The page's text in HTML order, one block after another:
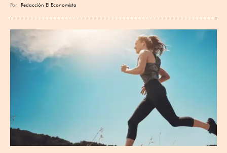
Por Redacción El Economista